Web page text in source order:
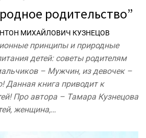
родительство”
МИХАЙЛОВИЧ КУЗНЕЦОВ
принципы и природные
детей: советы родителям
– Мужчин, из девочек –
книга приводит к
Про автора – Тамара Кузнецова
женщина,…